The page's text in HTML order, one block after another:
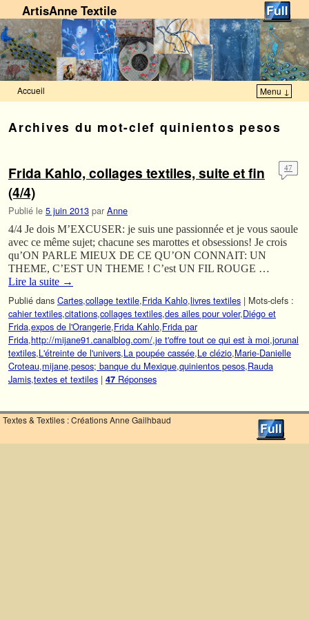
ArtisAnne Textile
Accueil Menu ↓
Archives du mot-clef quinientos pesos
Frida Kahlo, collages textiles, suite et fin
(4/4)
Publié le 5 juin 2013 par Anne
47
4/4 Je dois M’EXCUSER: je suis une passionnée et je vous saoule
avec ce même sujet; chacune ses marottes et obsessions! Je crois
qu’ON PARLE MIEUX DE CE QU’ON CONNAIT: UN
THEME, C’EST UN THEME ! C’est UN FIL ROUGE …
Lire la suite →
Publié dans Cartes,collage textile,Frida Kahlo,livres textiles | Mots-clefs :
cahier textiles,citations,collages textiles,des ailes pour voler,Diégo et
Frida,expos de l'Orangerie,Frida Kahlo,Frida par
Frida,http://mijane91.canalblog.com/,je t'offre tout ce qui est à moi,jorunal
textiles,L'étreinte de l'univers,La poupée cassée,Le clézio,Marie-Danielle
Croteau,mijane,pesos; banque du Mexique,quinientos pesos,Rauda
Jamis,textes et textiles | 47 Réponses
Textes & Textiles : Créations Anne Gailhbaud